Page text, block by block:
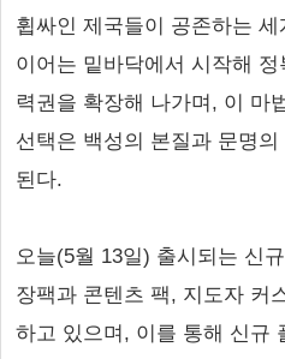
휩싸인 제국들이 공존하는
이어는 밑바닥에서 시작해
력권을 확장해 나가며, 이 마
선택은 백성의 본질과 문명
된다.
오늘(5월 13일) 출시되는 신
장팩과 콘텐츠 팩, 지도자 커
하고 있으며, 이를 통해 신규